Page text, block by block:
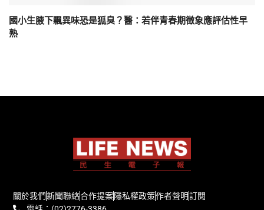
國小生腋下飄異味恐是狐臭？醫：若伴青春期徵象應評估性早
熟
關於我們新聞聯絡合作提案隱私權政策作者聲明訂閱